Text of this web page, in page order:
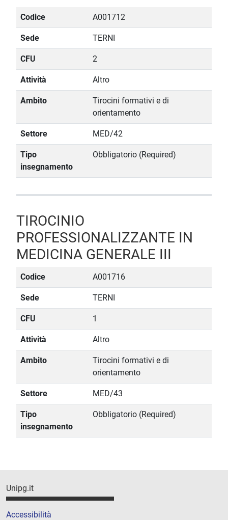
Codice A001712
Sede TERNI
CFU 2
Attività Altro
Ambito
Tirocini formativi e di
orientamento
Settore MED/42
Tipo
insegnamento
Obbligatorio (Required)
TIROCINIO
PROFESSIONALIZZANTE IN
MEDICINA GENERALE III
Codice A001716
Sede TERNI
CFU 1
Attività Altro
Ambito
Tirocini formativi e di
orientamento
Settore MED/43
Tipo
insegnamento
Obbligatorio (Required)
Unipg.it
Accessibilità